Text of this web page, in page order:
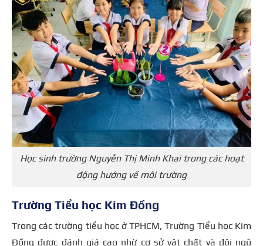
Học sinh trường Nguyễn Thị Minh Khai trong các hoạt
động hướng về môi trường
Trường Tiểu học Kim Đồng
Trong các trường tiểu học ở TPHCM, Trường Tiểu học Kim
Đồng được đánh giá cao nhờ cơ sở vật chất và đội ngũ